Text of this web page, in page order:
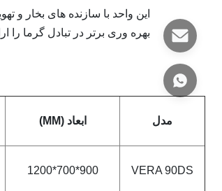
این واحد با سازنده های بخار و
بهره وری برتر در تبادل گرما را
مدل ابعاد (MM)
VERA 90DS
900*700*1200